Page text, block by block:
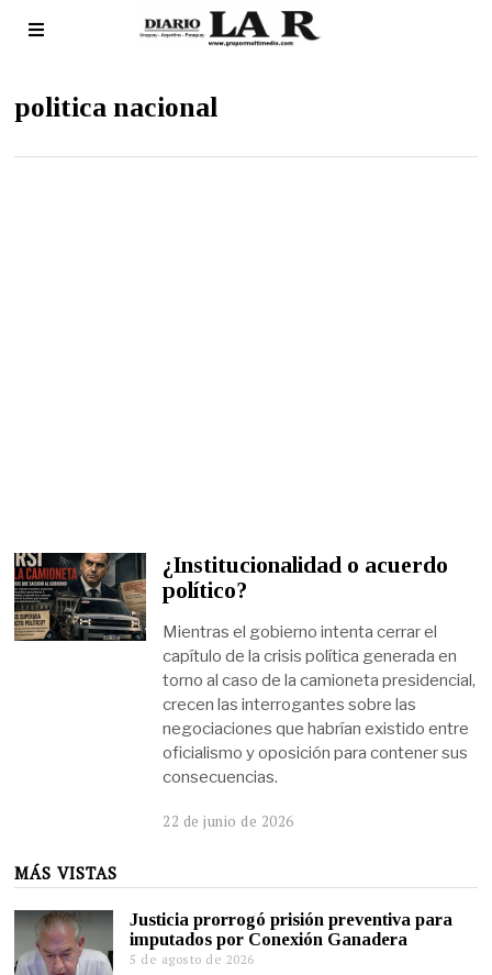
politica nacional
¿Institucionalidad o acuerdo
político?
Mientras el gobierno intenta cerrar el
capítulo de la crisis política generada en
torno al caso de la camioneta presidencial,
crecen las interrogantes sobre las
negociaciones que habrían existido entre
oficialismo y oposición para contener sus
consecuencias.
22 de junio de 2026
MÁS VISTAS
Justicia prorrogó prisión preventiva para
imputados por Conexión Ganadera
5 de agosto de 2026